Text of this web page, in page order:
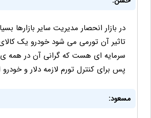
در بازار انحصار مدیریت سایر
تاثیر آن تورمی می شود خودرو یک کالای
سرمایه ای هست که گرانی آن در همه ی
پس برای کنترل تورم لازمه دلار و
مسعود: